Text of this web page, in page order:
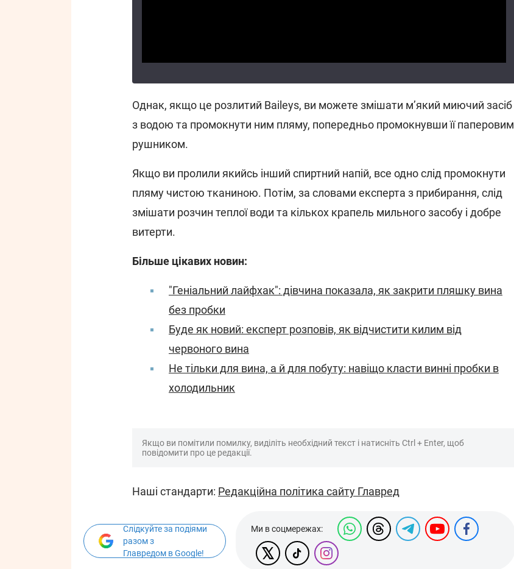
Однак, якщо це розлитий Baileys, ви можете змішати м’який миючий засіб
з водою та промокнути ним пляму, попередньо промокнувши її паперовим
рушником.
Якщо ви пролили якийсь інший спиртний напій, все одно слід промокнути
пляму чистою тканиною. Потім, за словами експерта з прибирання, слід
змішати розчин теплої води та кількох крапель мильного засобу і добре
витерти.
Більше цікавих новин:
"Геніальний лайфхак": дівчина показала, як закрити пляшку вина
без пробки
Буде як новий: експерт розповів, як відчистити килим від
червоного вина
Не тільки для вина, а й для побуту: навіщо класти винні пробки в
холодильник
Якщо ви помітили помилку, виділіть необхідний текст і натисніть Ctrl + Enter, щоб
повідомити про це редакції.
Наші стандарти: Редакційна політика сайту Главред
Слідкуйте за подіями
разом з
Главредом в Google!
Ми в соцмережах: